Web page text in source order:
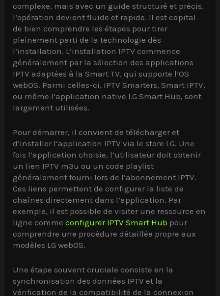
complexe, mais avec un guide structuré et précis,
l’opération devient fluide et rapide. Il est capital
de bien comprendre les étapes pour tirer
pleinement parti de la technologie dès
l’installation. L’installation IPTV commence
généralement par la sélection des applications
IPTV adaptées à la Smart TV, qui supporte l’OS
webOS. Parmi celles-ci, IPTV Smarters, Smart IPTV,
ou même l’application native LG Smart Hub, sont
largement utilisées.
Pour démarrer, il convient de télécharger et
d’installer l’application IPTV via le store LG. Une
fois l’application choisie, l’utilisateur doit obtenir
un lien IPTV m3u ou un code playlist
généralement fourni lors de l’abonnement IPTV.
Ces liens permettent de configurer la liste de
chaînes directement dans l’application. Par
exemple, il est possible de visiter une ressource en
ligne commeconfigurer IPTV Smart Hub pour
comprendre une procédure détaillée propre aux
modèles LG webOS.
Une étape souvent cruciale consiste en la
synchronisation des données IPTV et la
vérification de la compatibilité de la connexion